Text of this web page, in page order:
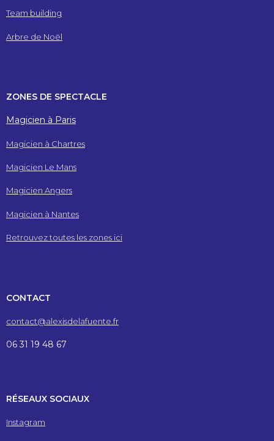
Team building
Arbre de Noël
ZONES DE SPECTACLE
Magicien à Paris
Magicien à Chartres
Magicien Le Mans
Magicien Angers
Magicien à Nantes
Retrouvez toutes les zones ici
CONTACT
contact@alexisdelafuente.fr
06 31 19 48 67
RÉSEAUX SOCIAUX
Instagram